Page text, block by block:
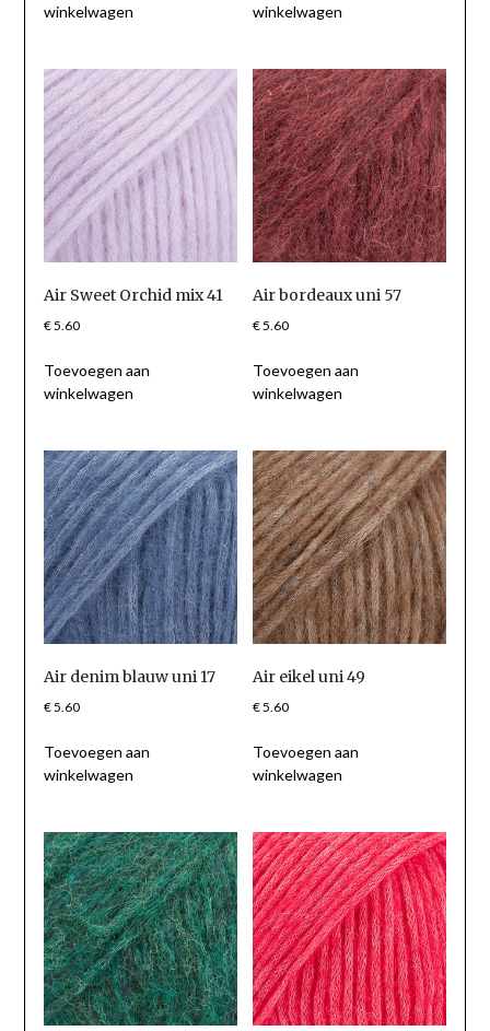
winkelwagen
winkelwagen
Air Sweet Orchid mix 41
€5.60
Toevoegen aan
winkelwagen
Air bordeaux uni 57
€5.60
Toevoegen aan
winkelwagen
Air denim blauw uni 17
€5.60
Toevoegen aan
winkelwagen
Air eikel uni 49
€5.60
Toevoegen aan
winkelwagen